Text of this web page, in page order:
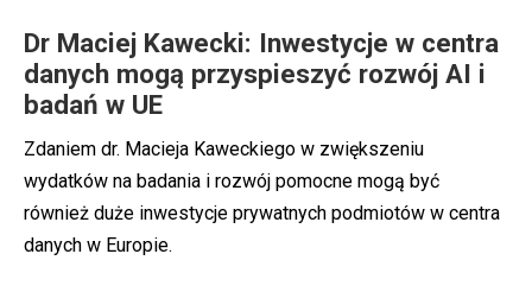
Dr Maciej Kawecki: Inwestycje w centra
danych mogą przyspieszyć rozwój AI i
badań w UE
Zdaniem dr. Macieja Kaweckiego w zwiększeniu
wydatków na badania i rozwój pomocne mogą być
również duże inwestycje prywatnych podmiotów w centra
danych w Europie.